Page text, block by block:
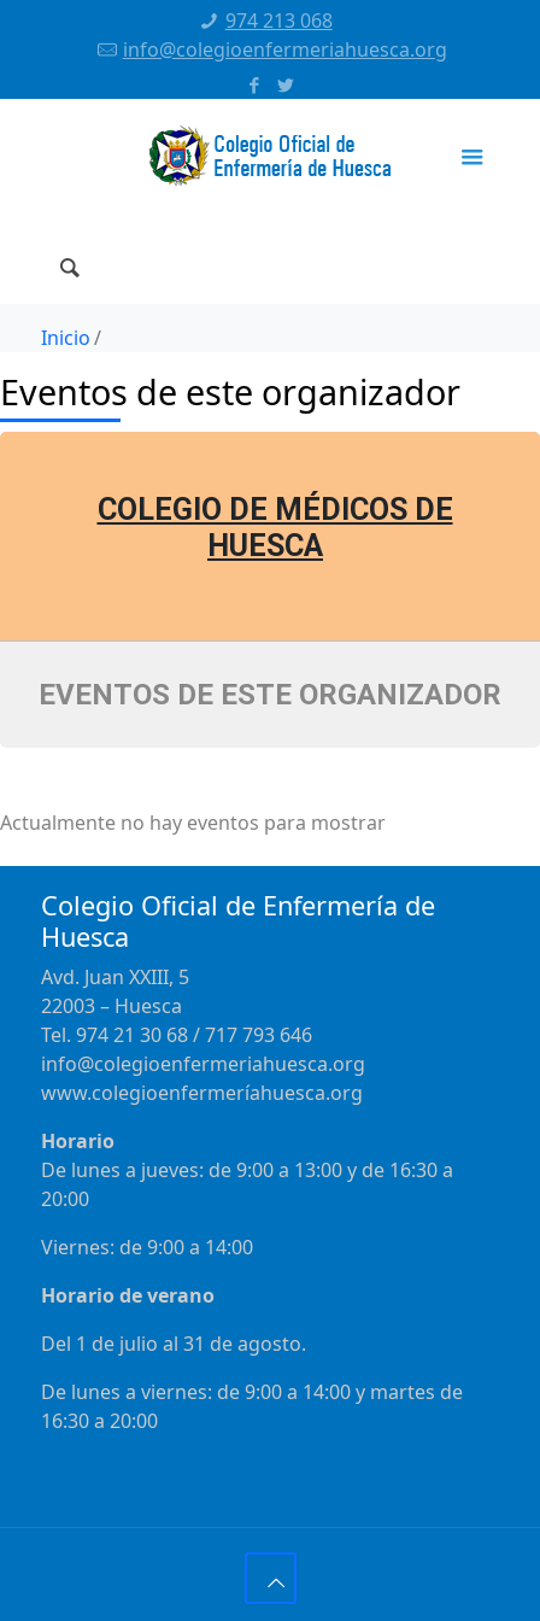
974 213 068
info@colegioenfermeriahuesca.org
Inicio
Eventos de este organizador
COLEGIO DE MÉDICOS DE
HUESCA
EVENTOS DE ESTE ORGANIZADOR
Actualmente no hay eventos para mostrar
Colegio Oficial de Enfermería de
Huesca
Avd. Juan XXIII, 5
22003 – Huesca
Tel. 974 21 30 68 / 717 793 646
info@colegioenfermeriahuesca.org
www.colegioenfermeríahuesca.org
Horario
De lunes a jueves: de 9:00 a 13:00 y de 16:30 a
20:00
Viernes: de 9:00 a 14:00
Horario de verano
Del 1 de julio al 31 de agosto.
De lunes a viernes: de 9:00 a 14:00 y martes de
16:30 a 20:00